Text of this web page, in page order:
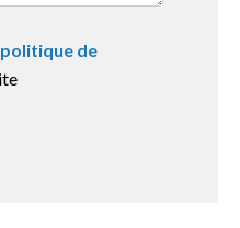
politique de